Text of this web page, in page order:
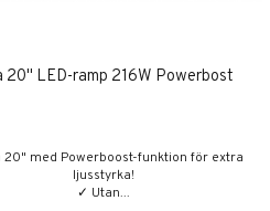
20" LED-ramp 216W Powerbost
20" med Powerboost-funktion för extra
ljusstyrka!
✓ Utan...